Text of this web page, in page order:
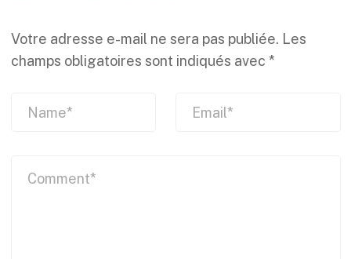
Votre adresse e-mail ne sera pas publiée. Les
champs obligatoires sont indiqués avec *